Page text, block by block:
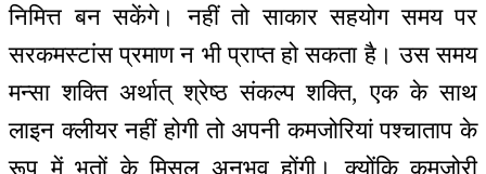
निमित्त बन सकेंगे। नहीं तो साकार सहयोग समय पर
सरकमस्टांस प्रमाण न भी प्राप्त हो सकता है। उस समय
मन्सा शक्ति अर्थात् श्रेष्ठ संकल्प शक्ति, एक के साथ
लाइन क्लीयर नहीं होगी तो अपनी कमजोरियां पश्चाताप के
रूप में भूतों के मिसल अनुभव होंगी। क्योंकि कमजोरी